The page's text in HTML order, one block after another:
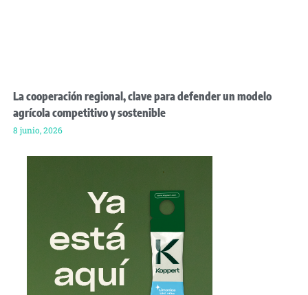
La cooperación regional, clave para defender un modelo
agrícola competitivo y sostenible
8 junio, 2026